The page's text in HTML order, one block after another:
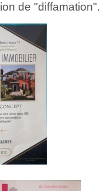
de "diffamation".